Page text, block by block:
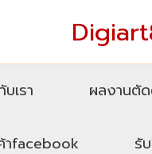
เรา ผลงานตั
าfacebook รั